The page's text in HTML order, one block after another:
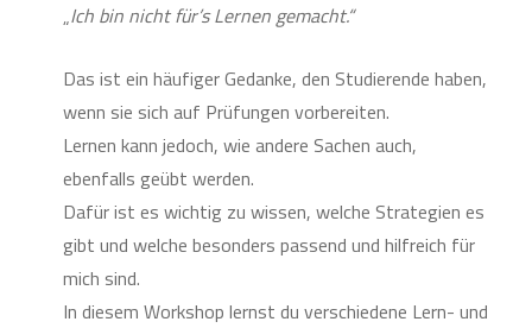
„Ich bin nicht für’s Lernen gemacht.“
Das ist ein häufiger Gedanke, den Studierende haben,
wenn sie sich auf Prüfungen vorbereiten.
Lernen kann jedoch, wie andere Sachen auch,
ebenfalls geübt werden.
Dafür ist es wichtig zu wissen, welche Strategien es
gibt und welche besonders passend und hilfreich für
mich sind.
In diesem Workshop lernst du verschiedene Lern- und